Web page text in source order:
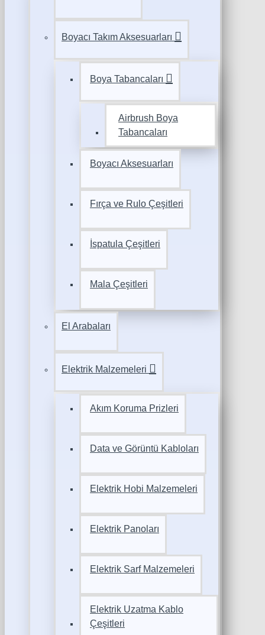
Boyacı Takım Aksesuarları
Boya Tabancaları
Airbrush Boya
Tabancaları
Boyacı Aksesuarları
Fırça ve Rulo Çeşitleri
İspatula Çeşitleri
Mala Çeşitleri
El Arabaları
Elektrik Malzemeleri
Akım Koruma Prizleri
Data ve Görüntü Kabloları
Elektrik Hobi Malzemeleri
Elektrik Panoları
Elektrik Sarf Malzemeleri
Elektrik Uzatma Kablo
Çeşitleri